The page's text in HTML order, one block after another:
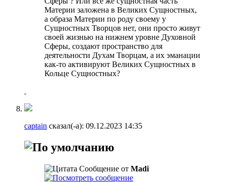
Материи заложена в Великих Сущностных,
а образа Материи по роду своему у
Сущностных Творцов нет, они просто живут
своей жизнью на нижнем уровне Духовной
Сферы, создают пространство для
деятельности Духам Творцам, а их эманации
как-то активируют Великих Сущностных в
Кольце Сущностных?
captain сказал(-а): 09.12.2023 14:35
Сообщение от Madi